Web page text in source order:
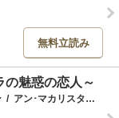
無料立読み
の魅惑の恋人～
/ アン･マカリスター